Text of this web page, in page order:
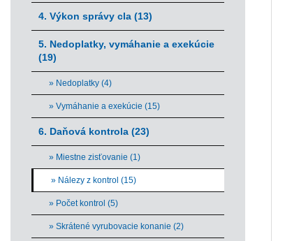
4. Výkon správy cla (13)
5. Nedoplatky, vymáhanie a exekúcie
(19)
» Nedoplatky (4)
» Vymáhanie a exekúcie (15)
6. Daňová kontrola (23)
» Miestne zisťovanie (1)
» Nálezy z kontrol (15)
» Počet kontrol (5)
» Skrátené vyrubovacie konanie (2)